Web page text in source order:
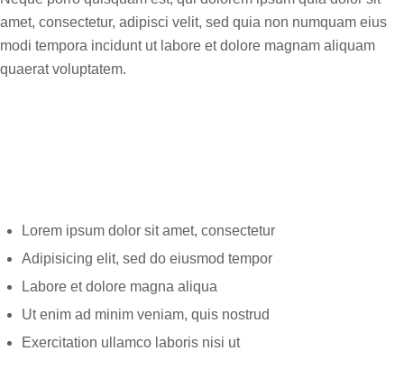
amet, consectetur, adipisci velit, sed quia non numquam eius
modi tempora incidunt ut labore et dolore magnam aliquam
quaerat voluptatem.
Lorem ipsum dolor sit amet, consectetur
Adipisicing elit, sed do eiusmod tempor
Labore et dolore magna aliqua
Ut enim ad minim veniam, quis nostrud
Exercitation ullamco laboris nisi ut